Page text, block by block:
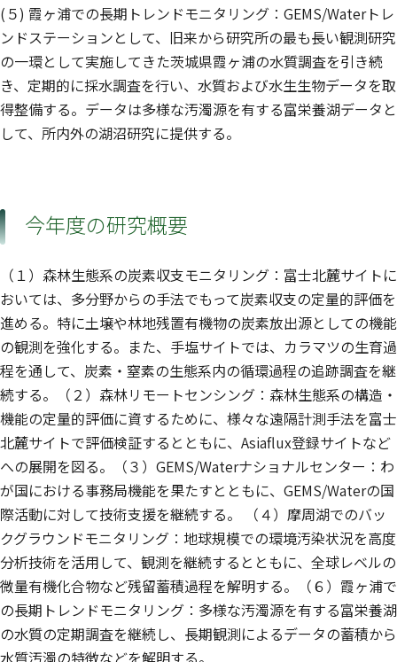
(５) 霞ヶ浦での長期トレンドモニタリング：GEMS/Waterトレ
ンドステーションとして、旧来から研究所の最も長い観測研究
の一環として実施してきた茨城県霞ヶ浦の水質調査を引き続
き、定期的に採水調査を行い、水質および水生生物データを取
得整備する。データは多様な汚濁源を有する富栄養湖データと
して、所内外の湖沼研究に提供する。
今年度の研究概要
（１）森林生態系の炭素収支モニタリング：富士北麓サイトに
おいては、多分野からの手法でもって炭素収支の定量的評価を
進める。特に土壌や林地残置有機物の炭素放出源としての機能
の観測を強化する。また、手塩サイトでは、カラマツの生育過
程を通して、炭素・窒素の生態系内の循環過程の追跡調査を継
続する。（２）森林リモートセンシング：森林生態系の構造・
機能の定量的評価に資するために、様々な遠隔計測手法を富士
北麓サイトで評価検証するとともに、Asiaflux登録サイトなど
への展開を図る。（３）GEMS/Waterナショナルセンター：わ
が国における事務局機能を果たすとともに、GEMS/Waterの国
際活動に対して技術支援を継続する。 （４）摩周湖でのバッ
クグラウンドモニタリング：地球規模での環境汚染状況を高度
分析技術を活用して、観測を継続するとともに、全球レベルの
微量有機化合物など残留蓄積過程を解明する。（６）霞ヶ浦で
の長期トレンドモニタリング：多様な汚濁源を有する富栄養湖
の水質の定期調査を継続し、長期観測によるデータの蓄積から
水質汚濁の特徴などを解明する。